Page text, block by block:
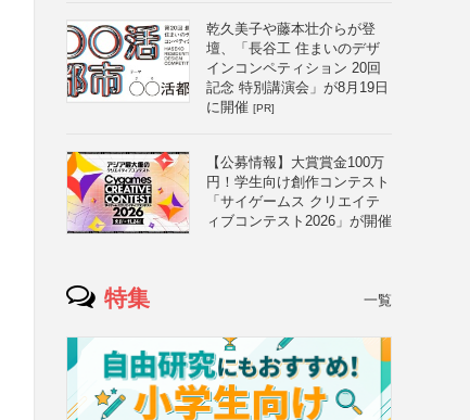
乾久美子や藤本壮介らが登
壇、「長谷工 住まいのデザ
インコンペティション 20回
記念 特別講演会」が8月19日
に開催 [PR]
【公募情報】大賞賞金100万
円！学生向け創作コンテスト
「サイゲームス クリエイテ
ィブコンテスト2026」が開催
特集 一覧